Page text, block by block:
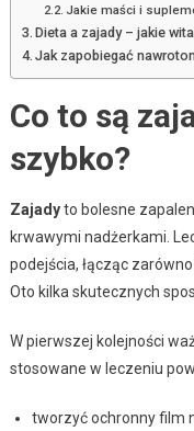
Jakie maści i
Dieta a zajady – jakie
Jak zapobiegać
Co to są
szybko?
Zajadyto bolesne
krwawymi nadżerkami.
podejścia, łącząc
Oto kilka skutecznych
W pierwszej kolejności
stosowane w leczeniu
tworzyć ochronny film